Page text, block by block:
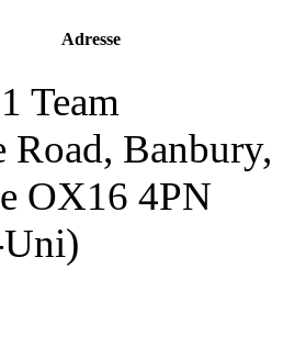
Adresse
Team
Road, Banbury,
OX16 4PN